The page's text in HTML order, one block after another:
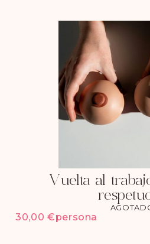
Vuelta al
30,00 €persona